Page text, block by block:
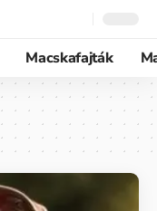
Macskafajták